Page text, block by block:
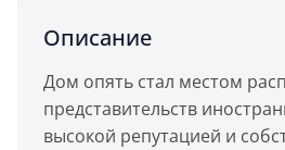
Описание
Дом опять стал местом
представительств
высокой репутацией и